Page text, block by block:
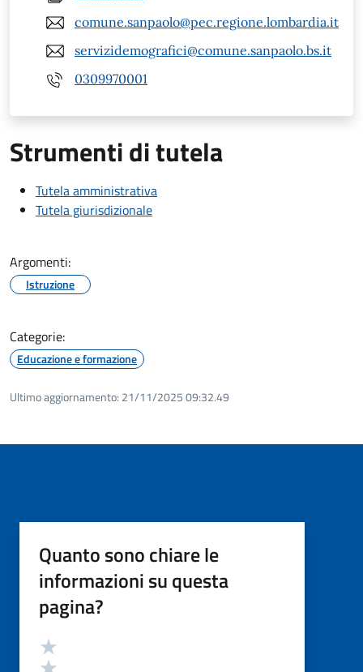
comune.sanpaolo@pec.regione.lombardia.it
servizidemografici@comune.sanpaolo.bs.it
0309970001
Strumenti di tutela
Tutela amministrativa
Tutela giurisdizionale
Argomenti:
Istruzione
Categorie:
Educazione e formazione
Ultimo aggiornamento: 21/11/2025 09:32.49
Quanto sono chiare le
informazioni su questa
pagina?
Valutazione